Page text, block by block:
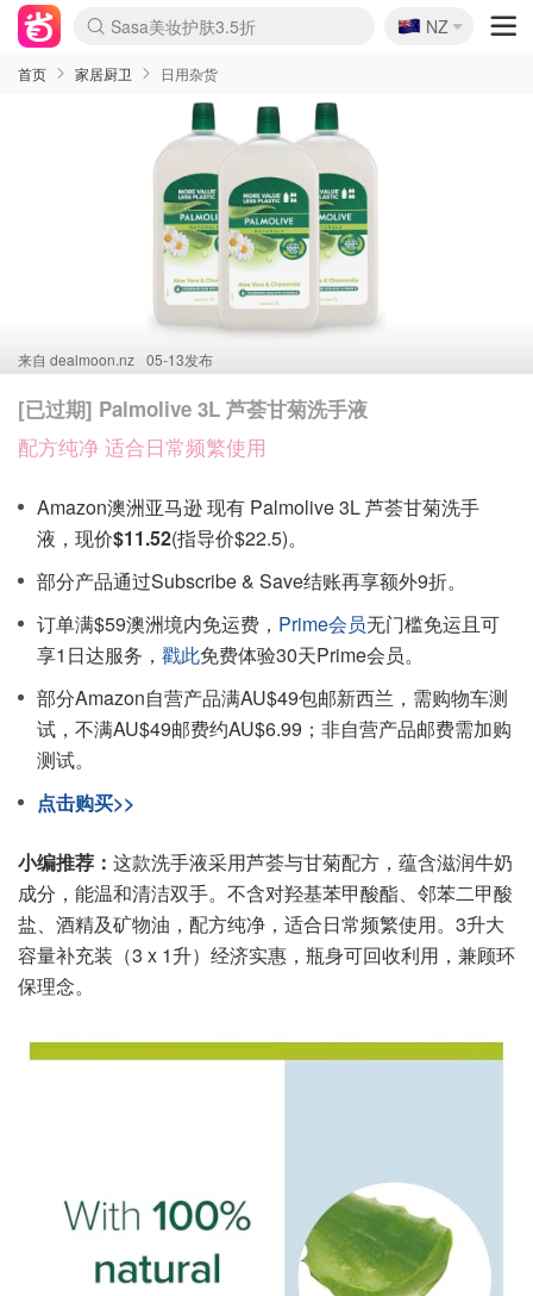
lululemon折扣上新
Sasa美妆护肤3.5折
SSENSE年中3折
FreshBeauty好价汇总
Cettire降价+叠9折
Farfetch折上8折
WWS Coles超市实拍
viagogo二手票捡漏
Myer清仓1折起
The Outnet奢牌1折起
David Jones 3折起
Flannels大牌1折
Perfumes Club护肤1折
AMIRO返校季6.2折
Oweek抽奖送Airpods
Amazon折扣汇总
eToro入金$200送$50
Amazon数码好物
ICONIC本周7.5折
ThedoubleF高奢地板价
Moose Knuckles 6折
丝芙兰5折起
EUFY官网3.7折起
Selenichast首饰2折
Trip机票酒店促销
YSL送5件彩妆礼
Amazon家居好物
BIGBANG巡演开票
David Jones时尚3折
Amazon美妆护肤
雅漾大喷$8
过敏原检测盒$33
伊索独家赠50ml沐浴露
科颜氏清仓3折
SEALIFE海洋馆门票6折
丝塔芙大白罐$16
订阅Newsletter送香薰
Cult Beauty 6.8折
Harrods圣诞日历2.3折
LN-CC奢牌私促3折
d'Alba空姐喷雾$16
EVE LOM套装逆天2折
Bernardelli独家4折
Adore Beauty 6折起
CT圣诞日历
Mytheresa奢品2.7折
Luxury Escapes 9折
Currentbody美容仪9折
卡诗9折+赠4件礼
MOON Garden Live
ALLSAINTS美衣3折
Roborock扫地机3.7折
Tingo Life水杯$24
Valentino官网5折
CR洗发护发6.3折
🇳🇿
NZ
首页 家居厨卫 日用杂货
来自 dealmoon.nz 05-13发布
[已过期] Palmolive 3L 芦荟甘菊洗手液
配方纯净 适合日常频繁使用
Amazon澳洲亚马逊 现有 Palmolive 3L 芦荟甘菊洗手
液，现价$11.52(指导价$22.5)。
部分产品通过Subscribe & Save结账再享额外9折。
订单满$59澳洲境内免运费， Prime会员无门槛免运且可
享1日达服务， 戳此免费体验30天Prime会员。
部分Amazon自营产品满AU$49包邮新西兰，需购物车测
试，不满AU$49邮费约AU$6.99；非自营产品邮费需加购
测试。
点击购买>>
小编推荐： 这款洗手液采用芦荟与甘菊配方，蕴含滋润牛奶
成分，能温和清洁双手。不含对羟基苯甲酸酯、邻苯二甲酸
盐、酒精及矿物油，配方纯净，适合日常频繁使用。3升大
容量补充装（3 x 1升）经济实惠，瓶身可回收利用，兼顾环
保理念。